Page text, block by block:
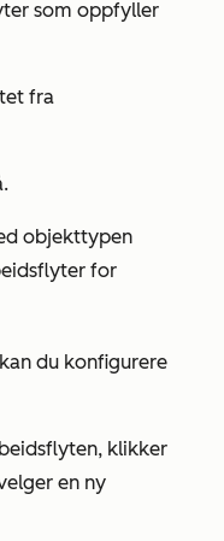
som oppfyller
fra
objekttypen
for
du konfigurere
klikker
en ny